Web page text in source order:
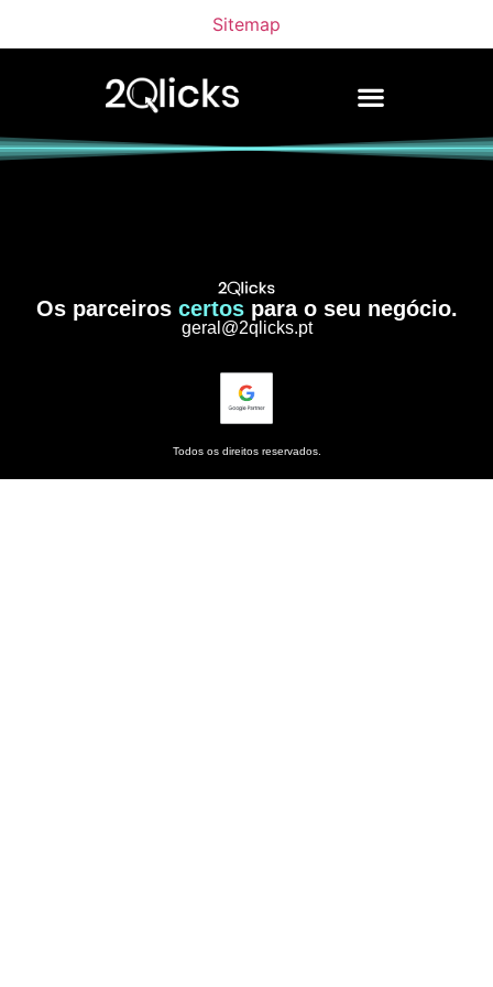
Sitemap
Os parceiros certospara o seu negócio.
geral@2qlicks.pt
Todos os direitos reservados.